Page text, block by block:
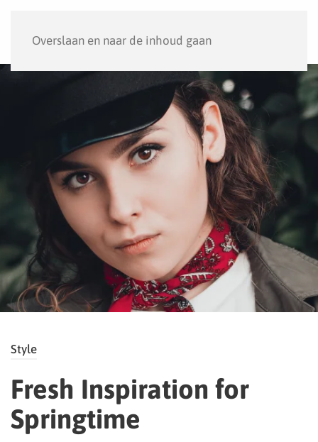
Overslaan en naar de inhoud gaan
Style
Fresh Inspiration for
Springtime